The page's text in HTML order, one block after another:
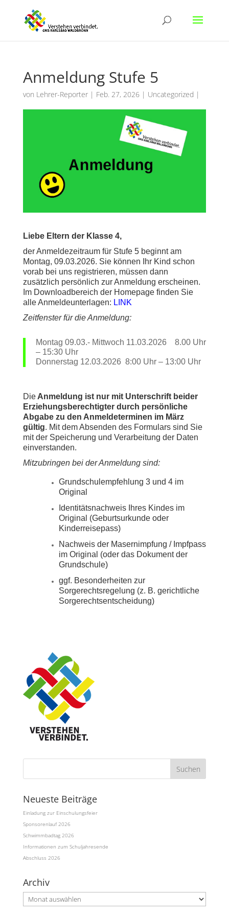
Anmeldung Stufe 5
von Lehrer-Reporter| Feb. 27, 2026| Uncategorized |
Liebe Eltern der Klasse 4,
der Anmeldezeitraum für Stufe 5 beginnt am
Montag, 09.03.2026. Sie können Ihr Kind schon
vorab bei uns registrieren, müssen dann
zusätzlich persönlich zur Anmeldung erscheinen.
Im Downloadbereich der Homepage finden Sie
alle Anmeldeunterlagen: LINK
Zeitfenster für die Anmeldung:
Montag 09.03.- Mittwoch 11.03.2026 8.00 Uhr
– 15:30 Uhr
Donnerstag 12.03.2026 8:00 Uhr – 13:00 Uhr
DieAnmeldung ist nur mit Unterschrift beider
Erziehungsberechtigter durch persönliche
Abgabe zu den Anmeldeterminen im März
gültig. Mit dem Absenden des Formulars sind Sie
mit der Speicherung und Verarbeitung der Daten
einverstanden.
Mitzubringen bei der Anmeldung sind:
Grundschulempfehlung 3 und 4 im
Original
Identitätsnachweis Ihres Kindes im
Original (Geburtsurkunde oder
Kinderreisepass)
Nachweis der Masernimpfung / Impfpass
im Original (oder das Dokument der
Grundschule)
ggf. Besonderheiten zur
Sorgerechtsregelung (z. B. gerichtliche
Sorgerechtsentscheidung)
Neueste Beiträge
Einladung zur Einschulungsfeier
Sponsorenlauf 2026
Schwimmbadtag 2026
Informationen zum Schuljahresende
Abschluss 2026
Archiv
Archiv